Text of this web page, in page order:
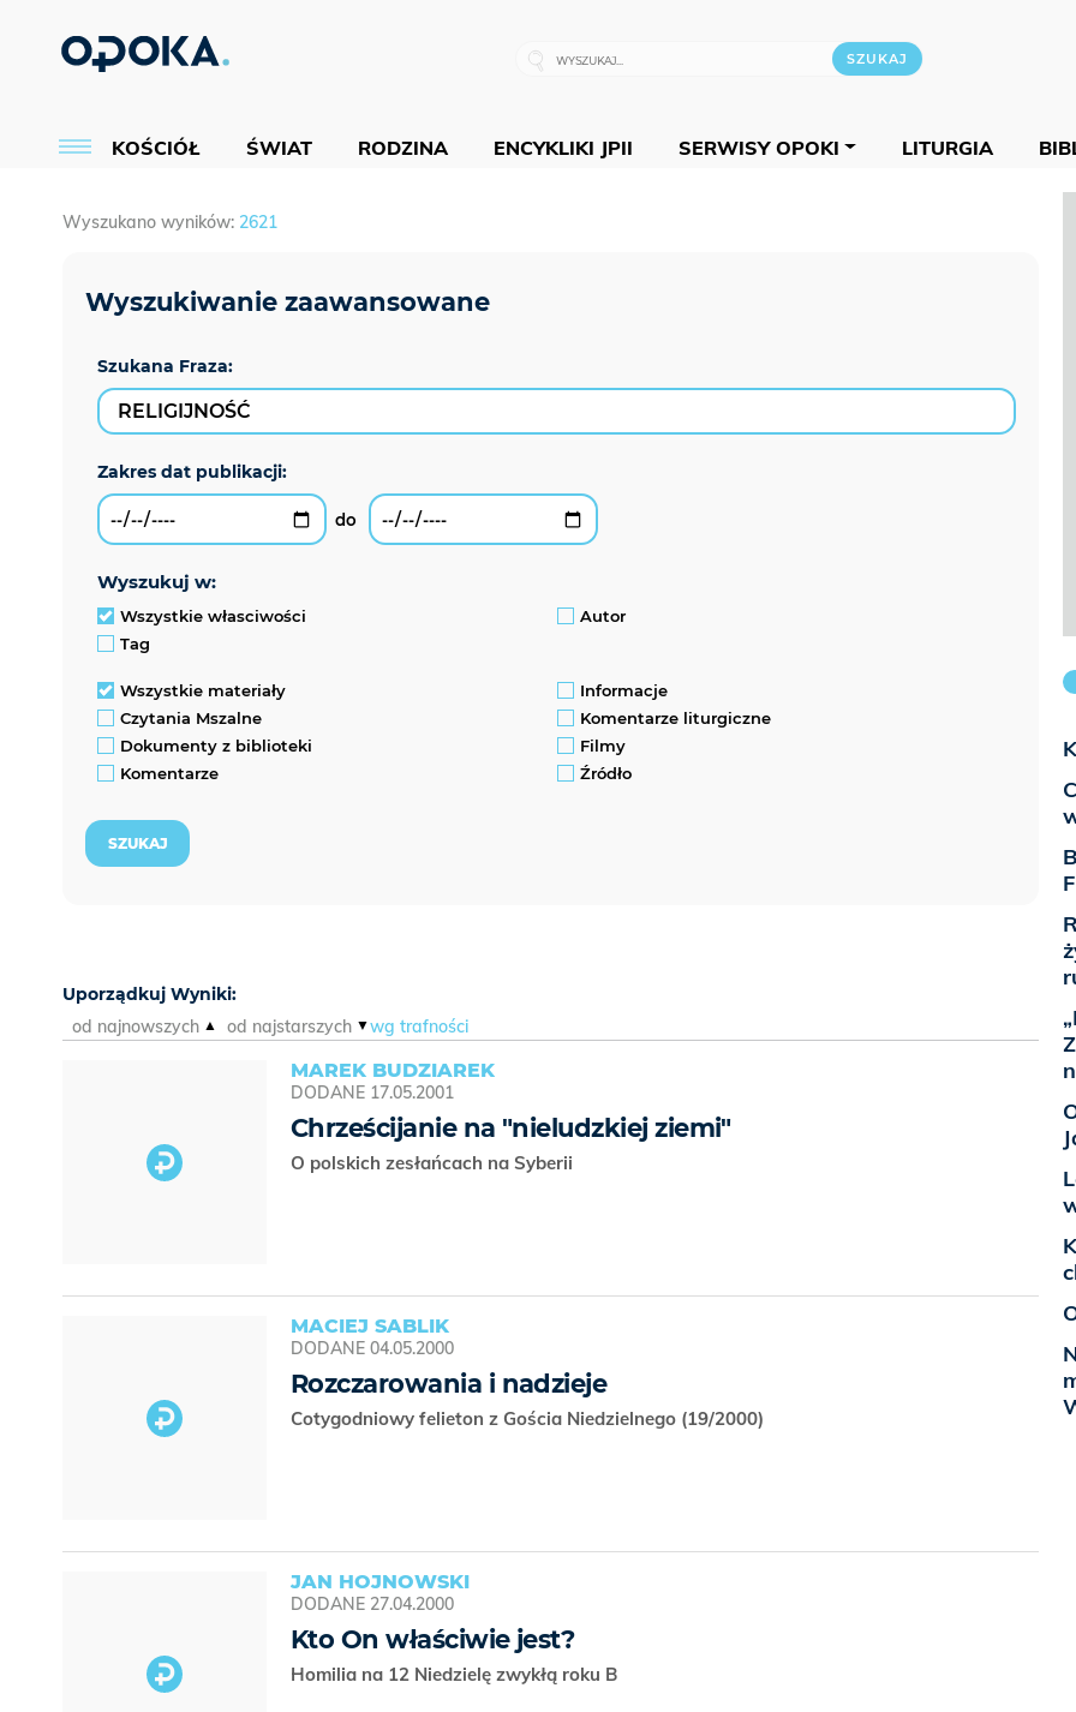
KOŚCIÓŁ ŚWIAT RODZINA ENCYKLIKI JPII SERWISY OPOKI LITURGIA
Wyszukano wyników: 2621
Szukana Fraza:
wyszukuj w:
Wszystkie własciwości
Autor
Tag
Wszystkie materiały
Informacje
Czytania Mszalne
Komentarze liturgiczne
Dokumenty z biblioteki
Filmy
Komentarze
Źródło
Uporządkuj Wyniki:
od najnowszych
od najstarszych wg trafności
MAREK BUDZIAREK
DODANE 17.05.2001
Chrześcijanie na "nieludzkiej ziemi"
O polskich zesłańcach na Syberii
MACIEJ SABLIK
DODANE 04.05.2000
Rozczarowania i nadzieje
Cotygodniowy felieton z Gościa Niedzielnego (19/2000)
JAN HOJNOWSKI
DODANE 27.04.2000
Kto On właściwie jest?
Homilia na 12 Niedzielę zwykłą roku B